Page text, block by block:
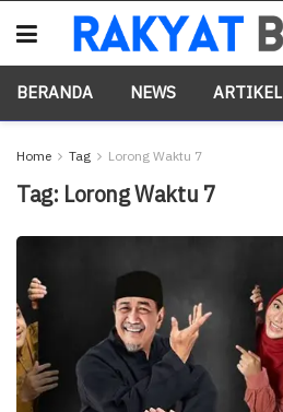
BERANDA NEWS ARTIKEL
Home Tag Lorong Waktu 7
Tag: Lorong Waktu 7